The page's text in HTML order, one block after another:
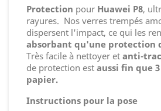
Protection pour Huawei P8,
rayures. Nos verres trempés
dispersent l'impact, ce qui les
absorbant qu'une protection
Très facile à nettoyer et anti-
de protection est aussi fin que
papier.
Instructions pour la pose